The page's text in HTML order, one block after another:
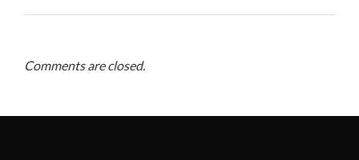
Comments are closed.